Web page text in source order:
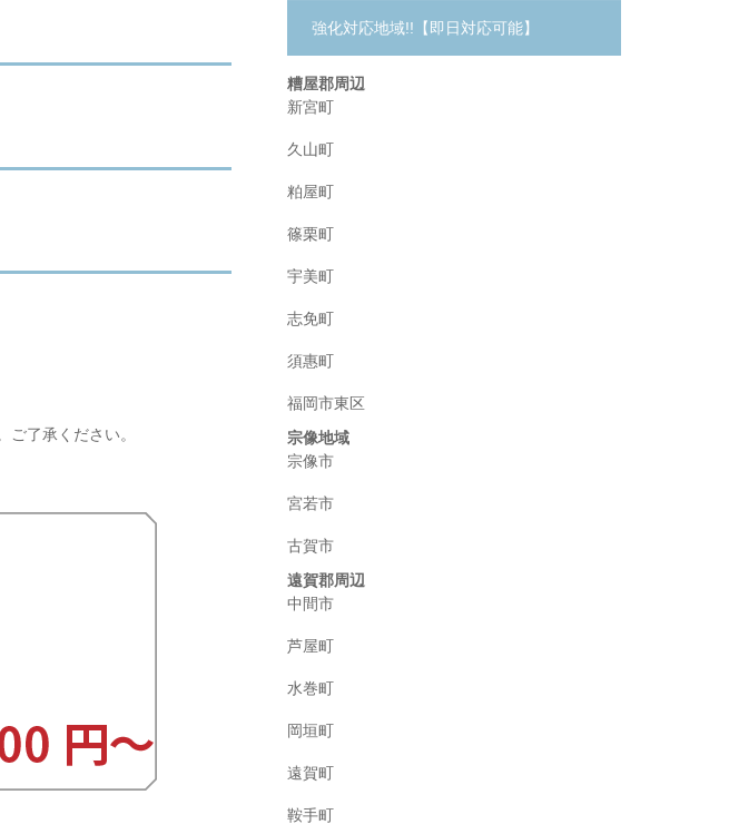
了承ください。
強化対応地域!!【即日対応可能】
糟屋郡周辺
新宮町
久山町
粕屋町
篠栗町
宇美町
志免町
須惠町
福岡市東区
宗像地域
宗像市
宮若市
古賀市
遠賀郡周辺
中間市
芦屋町
水巻町
岡垣町
遠賀町
鞍手町